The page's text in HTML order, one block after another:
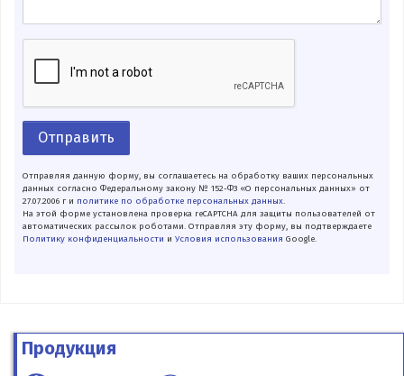
Отправить
Отправляя данную форму, вы соглашаетесь на обработку ваших персональных
данных согласно Федеральному закону № 152-ФЗ «О персональных данных» от
27.07.2006 г и политике по обработке персональных данных.
На этой форме установлена проверка reCAPTCHA для защиты пользователей от
автоматических рассылок роботами. Отправляя эту форму, вы подтверждаете
Политику конфиденциальности и Условия использования Google.
Продукция